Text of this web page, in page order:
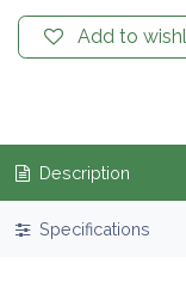
Add to
Description
Specifications